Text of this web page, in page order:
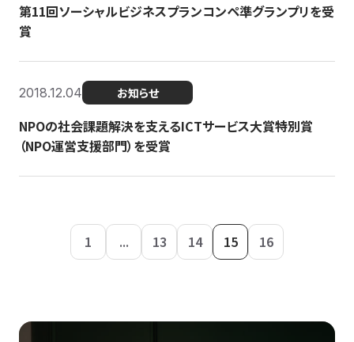
第11回ソーシャルビジネスプランコンペ準グランプリを受
賞
2018.12.04 お知らせ
NPOの社会課題解決を支えるICTサービス大賞特別賞
（NPO運営支援部門）を受賞
1 ... 13 14 15 16